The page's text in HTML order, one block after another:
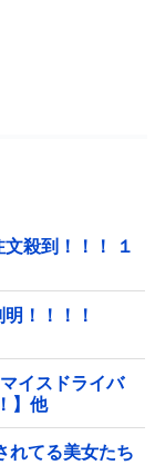
殺到！！！ １
！！！！
イスドライバ
】他
れてる美女たち